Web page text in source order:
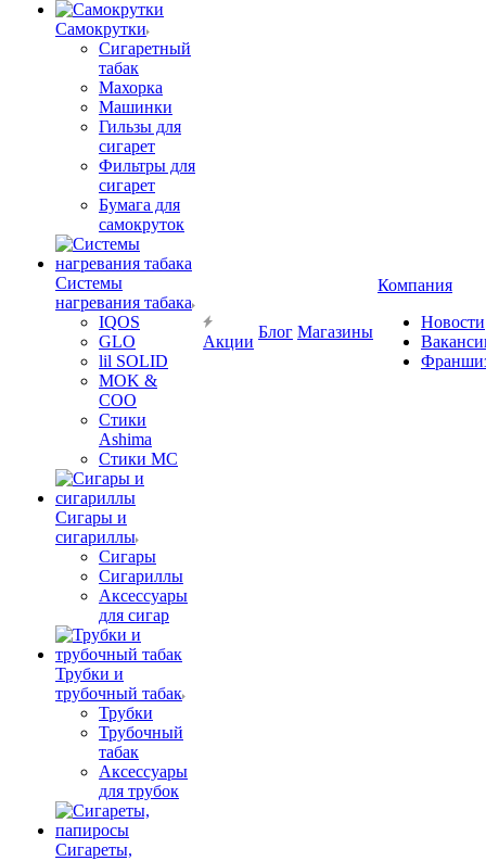
Самокрутки
Сигаретный
табак
Махорка
Машинки
Гильзы для
сигарет
Фильтры для
сигарет
Бумага для
самокруток
Системы
нагревания табака
IQOS
GLO
lil SOLID
MOK &
COO
Стики
Ashima
Стики MC
Сигары и
сигариллы
Сигары
Сигариллы
Аксессуары
для сигар
Трубки и
трубочный табак
Трубки
Трубочный
табак
Аксессуары
для трубок
Сигареты,
Акции
Блог Магазины
Компания
Новости